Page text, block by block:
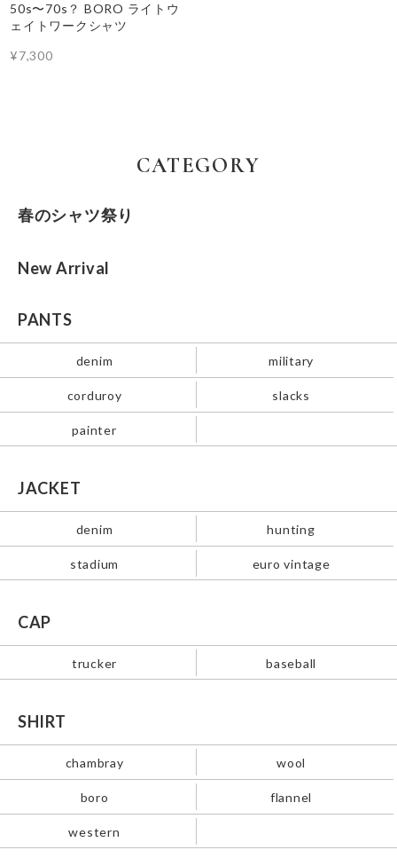
50s〜70s？ BORO ライトウ
ェイトワークシャツ
¥7,300
CATEGORY
春のシャツ祭り
New Arrival
PANTS
denim military
corduroy slacks
painter
JACKET
denim hunting
stadium euro vintage
CAP
trucker baseball
SHIRT
chambray wool
boro flannel
western